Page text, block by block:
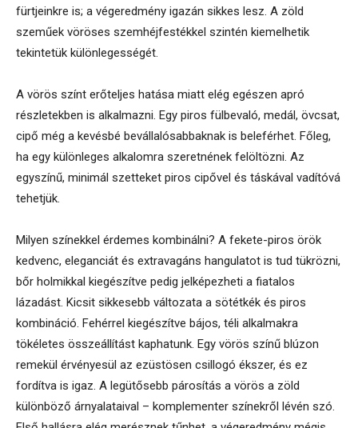
fürtjeinkre is; a végeredmény igazán sikkes lesz. A zöld
szeműek vöröses szemhéjfestékkel szintén kiemelhetik
tekintetük különlegességét.
A vörös színt erőteljes hatása miatt elég egészen apró
részletekben is alkalmazni. Egy piros fülbevaló, medál, övcsat,
cipő még a kevésbé bevállalósabbaknak is beleférhet. Főleg,
ha egy különleges alkalomra szeretnének felöltözni. Az
egyszínű, minimál szetteket piros cipővel és táskával vadítóvá
tehetjük.
Milyen színekkel érdemes kombinálni? A fekete-piros örök
kedvenc, eleganciát és extravagáns hangulatot is tud tükrözni,
bőr holmikkal kiegészítve pedig jelképezheti a fiatalos
lázadást. Kicsit sikkesebb változata a sötétkék és piros
kombináció. Fehérrel kiegészítve bájos, téli alkalmakra
tökéletes összeállítást kaphatunk. Egy vörös színű blúzon
remekül érvényesül az ezüstösen csillogó ékszer, és ez
fordítva is igaz. A legütősebb párosítás a vörös a zöld
különböző árnyalataival – komplementer színekről lévén szó.